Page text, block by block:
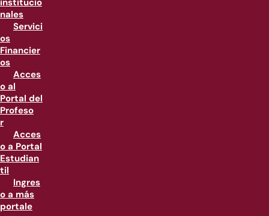
institucio
nales
Servici
os
Financier
os
Acces
o al
Portal del
Profeso
r
Acces
o a Portal
Estudian
til
Ingres
o a más
portale